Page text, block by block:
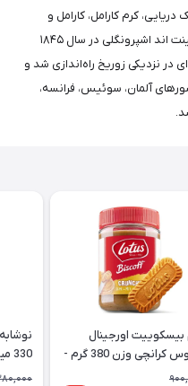
دریایی، کرم کارامل، کارامل و
شکلات سوئیسی فعالیت می‌نماید.شرکت لینت اند اشپرونگلی در سال ۱۸۴۵
در نزدیکی زوریخ راه‌اندازی شد و
در کشورهای آلمان، سوئیس، فرانسه،
بیسکوییت اورجینال
لوتوس کرانچی وزن 380 گرم -
330 میل CocaCola Vanilla